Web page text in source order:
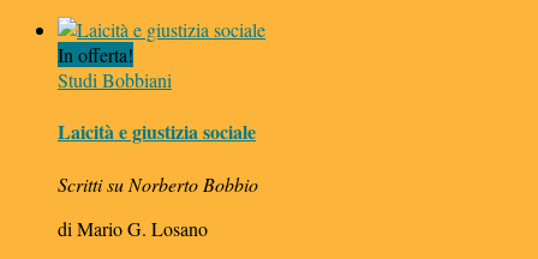
originale
era:
€14.00.
attuale
€13.30.
In offerta!
Studi Bobbiani
Laicità e giustizia sociale
Scritti su Norberto Bobbio
di Mario G. Losano